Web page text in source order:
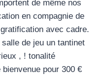
de même nos
en compagnie de
avec cadre.
de jeu un tantinet
, ! tonalité
pour 300 €